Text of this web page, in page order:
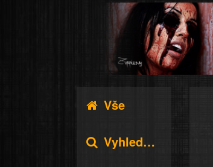
Vše
Vyhledávání